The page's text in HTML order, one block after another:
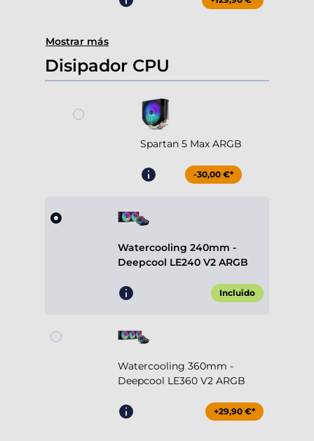
Mostrar más
Disipador CPU
Spartan 5 Max ARGB
-30,00 €*
Watercooling 240mm -
Deepcool LE240 V2 ARGB
Incluido
Watercooling 360mm -
Deepcool LE360 V2 ARGB
+29,90 €*